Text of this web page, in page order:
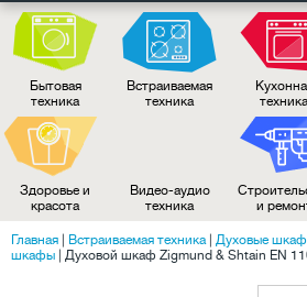
Бытовая
техника
Встраиваемая
техника
техника
Здоровье и
красота
Видео-аудио
техника
и
Главная Встраиваемая техника| Духовые
шкафы
Духовой шкаф Zigmund & Shtain EN